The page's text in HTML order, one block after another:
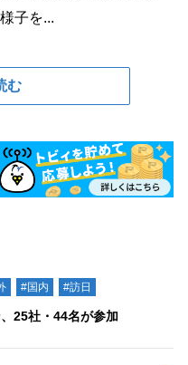
子を...
む
#国内 #訪日
25社・44名が参加